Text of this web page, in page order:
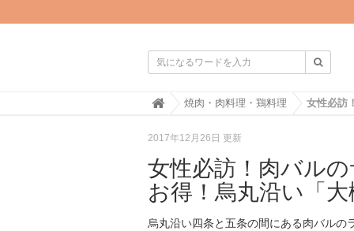
H
e
焼肉・肉料理・鶏料理
2017年12月26日 更新
女性必訪！肉バル
お得！烏丸沿い「大
烏丸沿い四条と五条の間にある肉バル